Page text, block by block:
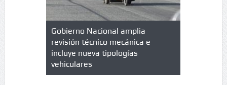
en
Gobierno Nacional amplia
revisión técnico mecánica e
incluye nueva tipologías
vehiculares
Qué es